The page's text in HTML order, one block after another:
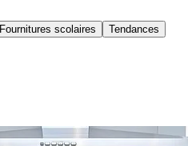
Fournitures scolaires
Tendances